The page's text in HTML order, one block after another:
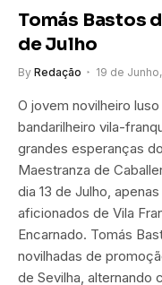
Tomás Bastos
de Julho
By Redação 19 de
O jovem novilheiro
bandarilheiro vila-
grandes esperanças
Maestranza de
dia 13 de Julho,
aficionados de Vila
Encarnado. Tomás
novilhadas de
de Sevilha, alternando